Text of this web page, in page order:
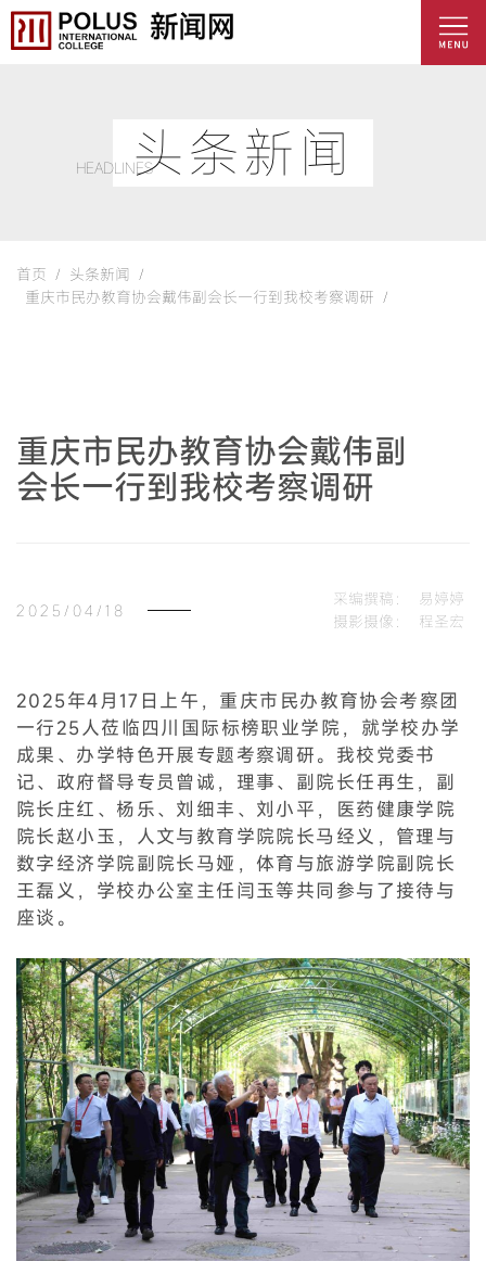
HEADLINES头条新闻
首页 / 头条新闻 /
重庆市民办教育协会戴伟副会长一行到我校考察调研 /
重庆市民办教育协会戴伟副
会长一行到我校考察调研
2025/04/18
采编撰稿：
易婷婷
摄影摄像：
程圣宏
2025年4月17日上午，重庆市民办教育协会考察团
一行25人莅临四川国际标榜职业学院，就学校办学
成果、办学特色开展专题考察调研。我校党委书
记、政府督导专员曾诚，理事、副院长任再生，副
院长庄红、杨乐、刘细丰、刘小平，医药健康学院
院长赵小玉，人文与教育学院院长马经义，管理与
数字经济学院副院长马娅，体育与旅游学院副院长
王磊义，学校办公室主任闫玉等共同参与了接待与
座谈。